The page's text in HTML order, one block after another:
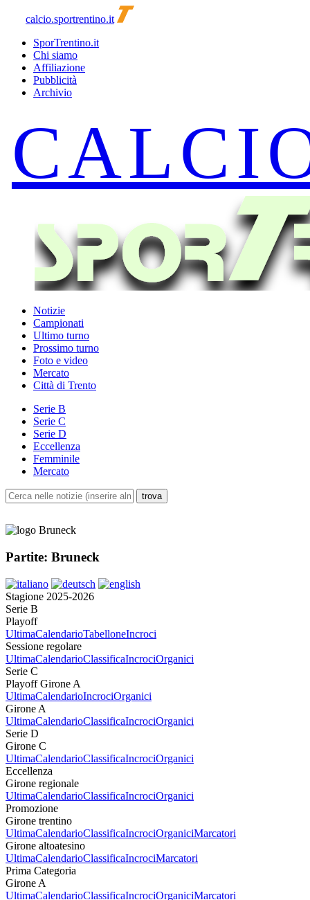
calcio.sportrentino.it
SporTrentino.it
Chi siamo
Affiliazione
Pubblicità
Archivio
Notizie
Campionati
Ultimo turno
Prossimo turno
Foto e video
Mercato
Città di Trento
Serie B
Serie C
Serie D
Eccellenza
Femminile
Mercato
Partite: Bruneck
Stagione 2025-2026
Serie B
Playoff
UltimaCalendarioTabelloneIncroci
Sessione regolare
UltimaCalendarioClassificaIncrociOrganici
Serie C
Playoff Girone A
UltimaCalendarioIncrociOrganici
Girone A
UltimaCalendarioClassificaIncrociOrganici
Serie D
Girone C
UltimaCalendarioClassificaIncrociOrganici
Eccellenza
Girone regionale
UltimaCalendarioClassificaIncrociOrganici
Promozione
Girone trentino
UltimaCalendarioClassificaIncrociOrganiciMarcatori
Girone altoatesino
UltimaCalendarioClassificaIncrociMarcatori
Prima Categoria
Girone A
UltimaCalendarioClassificaIncrociOrganiciMarcatori